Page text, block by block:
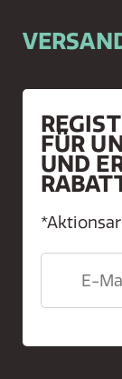
FÜR
UND